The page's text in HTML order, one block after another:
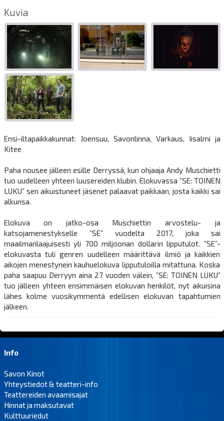
Kuvia
Ensi-iltapaikkakunnat: Joensuu, Savonlinna, Varkaus, Iisalmi ja
Kitee
Paha nousee jälleen esille Derryssä, kun ohjaaja Andy Muschietti
tuo uudelleen yhteen luusereiden klubin. Elokuvassa ”SE: TOINEN
LUKU” sen aikuistuneet jäsenet palaavat paikkaan, josta kaikki sai
alkunsa.
Elokuva on jatko-osa Muschiettin arvostelu- ja
katsojamenestykselle ”SE” vuodelta 2017, joka sai
maailmanlaajuisesti yli 700 miljoonan dollarin lipputulot. ”SE”-
elokuvasta tuli genren uudelleen määrittävä ilmiö ja kaikkien
aikojen menestynein kauhuelokuva lipputuloilla mitattuna. Koska
paha saapuu Derryyn aina 27 vuoden välein, ”SE: TOINEN LUKU”
tuo jälleen yhteen ensimmäisen elokuvan henkilöt, nyt aikuisina
lähes kolme vuosikymmentä edellisen elokuvan tapahtumien
jälkeen.
Info
Savon Kinot
Yhteystiedot & teatteri-info
Teattereiden avaamisajat
Hinnat ja maksutavat
Kulttuuriedut